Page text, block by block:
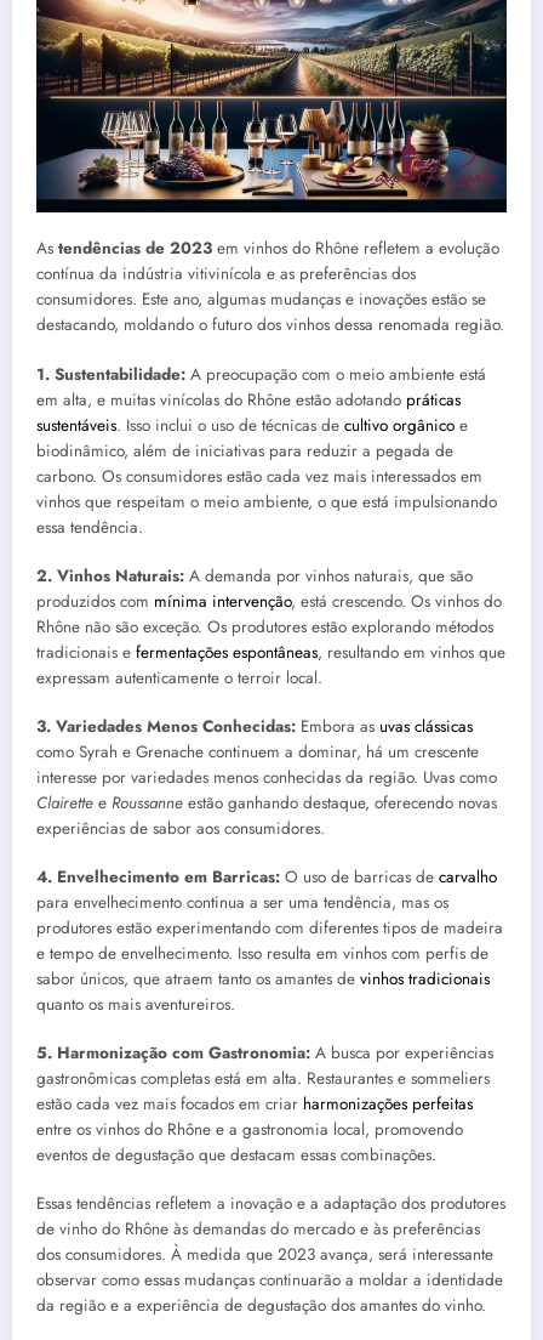
As tendências de 2023 em vinhos do Rhône refletem a evolução
contínua da indústria vitivinícola e as preferências dos
consumidores. Este ano, algumas mudanças e inovações estão se
destacando, moldando o futuro dos vinhos dessa renomada região.
1. Sustentabilidade: A preocupação com o meio ambiente está
em alta, e muitas vinícolas do Rhône estão adotando práticas
sustentáveis. Isso inclui o uso de técnicas de cultivo orgânico e
biodinâmico, além de iniciativas para reduzir a pegada de
carbono. Os consumidores estão cada vez mais interessados em
vinhos que respeitam o meio ambiente, o que está impulsionando
essa tendência.
2. Vinhos Naturais: A demanda por vinhos naturais, que são
produzidos com mínima intervenção, está crescendo. Os vinhos do
Rhône não são exceção. Os produtores estão explorando métodos
tradicionais e fermentações espontâneas, resultando em vinhos que
expressam autenticamente o terroir local.
3. Variedades Menos Conhecidas: Embora as uvas clássicas
como Syrah e Grenache continuem a dominar, há um crescente
interesse por variedades menos conhecidas da região. Uvas como
Clairette e Roussanne estão ganhando destaque, oferecendo novas
experiências de sabor aos consumidores.
4. Envelhecimento em Barricas: O uso de barricas de carvalho
para envelhecimento continua a ser uma tendência, mas os
produtores estão experimentando com diferentes tipos de madeira
e tempo de envelhecimento. Isso resulta em vinhos com perfis de
sabor únicos, que atraem tanto os amantes de vinhos tradicionais
quanto os mais aventureiros.
5. Harmonização com Gastronomia: A busca por experiências
gastronômicas completas está em alta. Restaurantes e sommeliers
estão cada vez mais focados em criar harmonizações perfeitas
entre os vinhos do Rhône e a gastronomia local, promovendo
eventos de degustação que destacam essas combinações.
Essas tendências refletem a inovação e a adaptação dos produtores
de vinho do Rhône às demandas do mercado e às preferências
dos consumidores. À medida que 2023 avança, será interessante
observar como essas mudanças continuarão a moldar a identidade
da região e a experiência de degustação dos amantes do vinho.